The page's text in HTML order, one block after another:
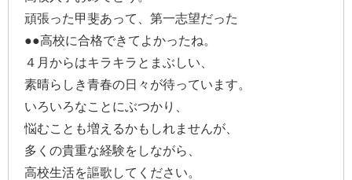
頑張った甲斐あって、第一志望だった
●●高校に合格できてよかったね。
４月からはキラキラとまぶしい、
素晴らしき青春の日々が待っています。
いろいろなことにぶつかり、
悩むことも増えるかもしれませんが、
多くの貴重な経験をしながら、
高校生活を謳歌してください。